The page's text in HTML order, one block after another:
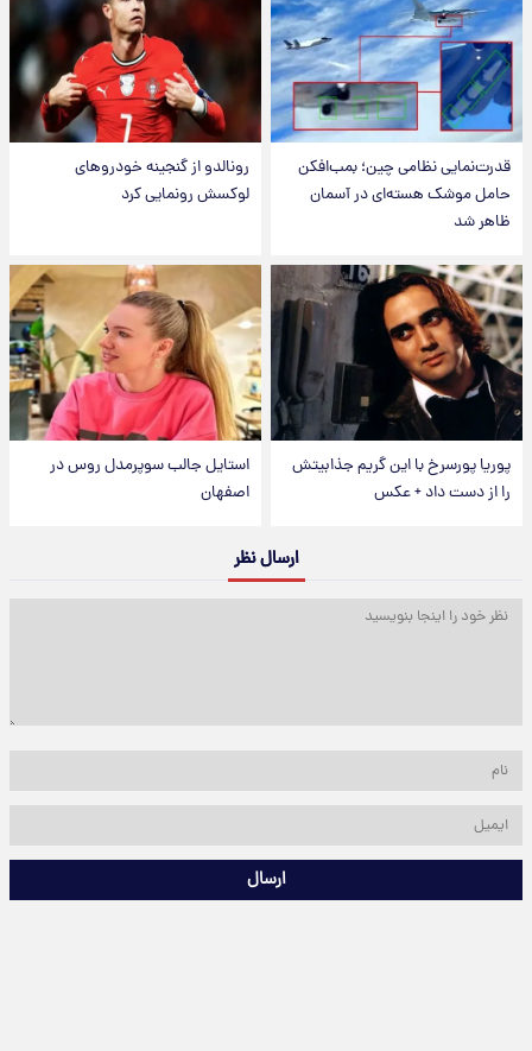
قدرت‌نمایی نظامی چین؛ بمب‌افکن
حامل موشک هسته‌ای در آسمان
ظاهر شد
رونالدو از گنجینه خودروهای
لوکسش رونمایی کرد
پوریا پورسرخ با این گریم جذابیتش
را از دست داد + عکس
استایل جالب سوپرمدل روس در
اصفهان
ارسال نظر
ارسال